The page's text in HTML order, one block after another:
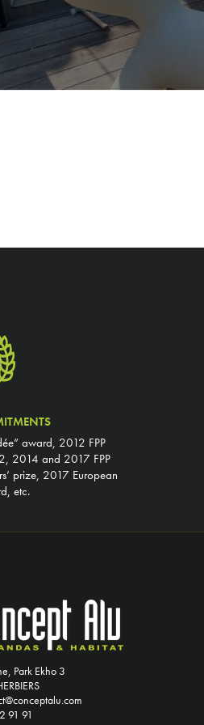
award, 2012 FPP
2014 and 2017 FPP
prize, 2017 European
etc.
Park Ekho 3
91 91